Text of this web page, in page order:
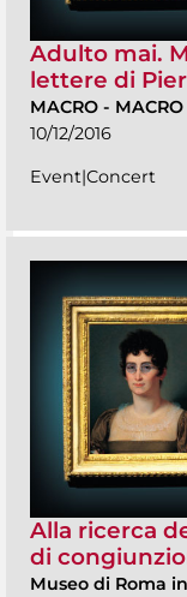
Adulto mai.
lettere di
MACRO -
10/12/2016
Event|Concert
Alla ricerca
di
Museo di Roma